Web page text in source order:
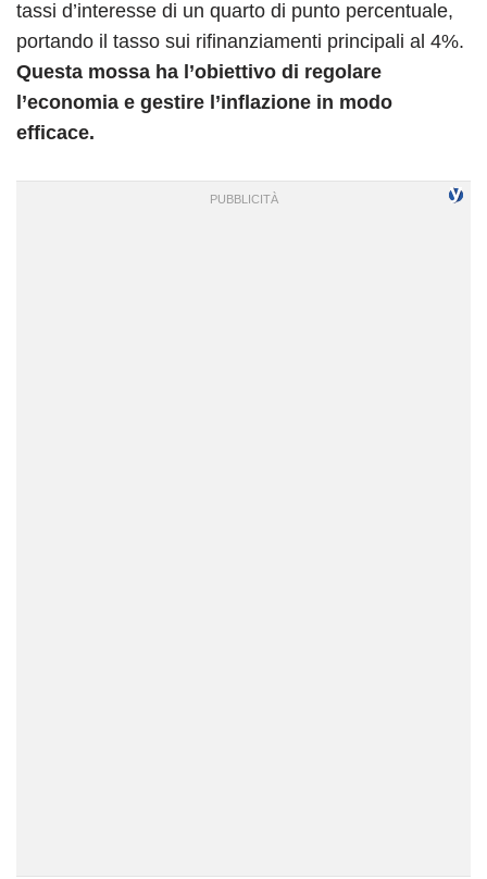
tassi d’interesse di un quarto di punto percentuale,
portando il tasso sui rifinanziamenti principali al 4%.
Questa mossa ha l’obiettivo di regolare
l’economia e gestire l’inflazione in modo
efficace.